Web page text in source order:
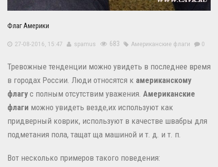
Флаг Америки
27-08-2016, 15:47 spamus 683 Американские флаги 0
Тревожные тенденции можно увидеть в последнее время
в городах России. Люди относятся к американскому
флагу с полным отсутствим уважения. Американские
флаги можно увидеть везде,их используют как
придверный коврик, используют в качестве швабры для
подметания пола, тащат ща машиной и т. д. и т. п.
Вот несколько примеров такого поведения: